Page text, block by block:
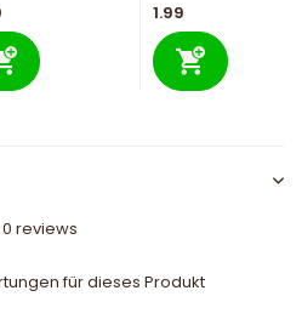
1.99
reviews
für dieses Produkt